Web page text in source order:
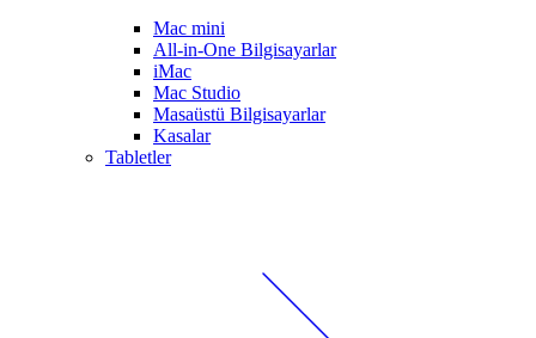
Mac mini
All-in-One Bilgisayarlar
iMac
Mac Studio
Masaüstü Bilgisayarlar
Kasalar
Tabletler